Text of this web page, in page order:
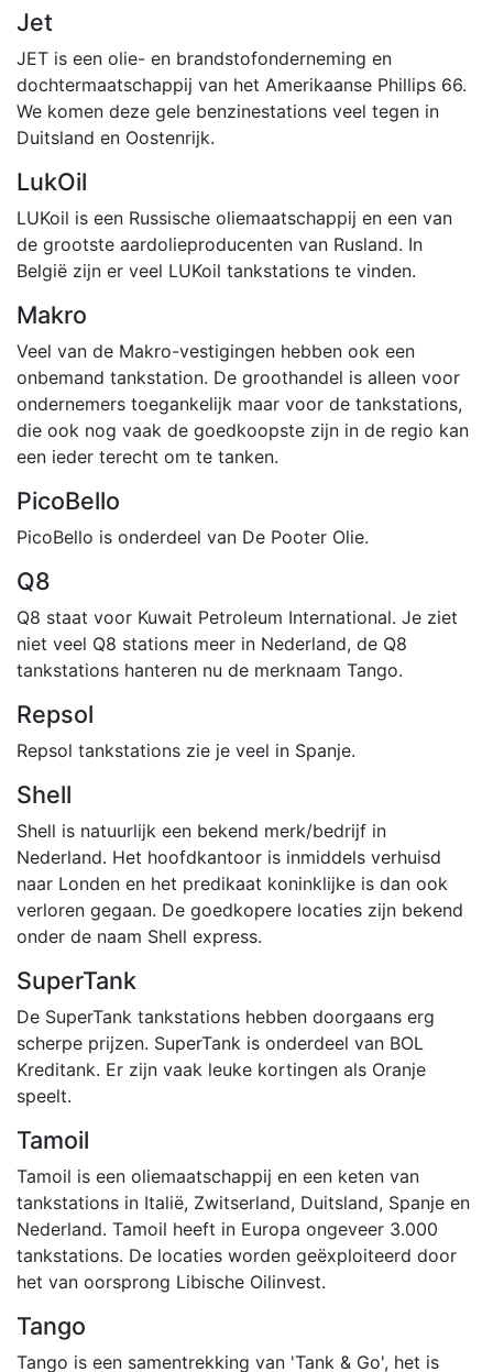
Jet
JET is een olie- en brandstofonderneming en
dochtermaatschappij van het Amerikaanse Phillips 66.
We komen deze gele benzinestations veel tegen in
Duitsland en Oostenrijk.
LukOil
LUKoil is een Russische oliemaatschappij en een van
de grootste aardolieproducenten van Rusland. In
België zijn er veel LUKoil tankstations te vinden.
Makro
Veel van de Makro-vestigingen hebben ook een
onbemand tankstation. De groothandel is alleen voor
ondernemers toegankelijk maar voor de tankstations,
die ook nog vaak de goedkoopste zijn in de regio kan
een ieder terecht om te tanken.
PicoBello
PicoBello is onderdeel van De Pooter Olie.
Q8
Q8 staat voor Kuwait Petroleum International. Je ziet
niet veel Q8 stations meer in Nederland, de Q8
tankstations hanteren nu de merknaam Tango.
Repsol
Repsol tankstations zie je veel in Spanje.
Shell
Shell is natuurlijk een bekend merk/bedrijf in
Nederland. Het hoofdkantoor is inmiddels verhuisd
naar Londen en het predikaat koninklijke is dan ook
verloren gegaan. De goedkopere locaties zijn bekend
onder de naam Shell express.
SuperTank
De SuperTank tankstations hebben doorgaans erg
scherpe prijzen. SuperTank is onderdeel van BOL
Kreditank. Er zijn vaak leuke kortingen als Oranje
speelt.
Tamoil
Tamoil is een oliemaatschappij en een keten van
tankstations in Italië, Zwitserland, Duitsland, Spanje en
Nederland. Tamoil heeft in Europa ongeveer 3.000
tankstations. De locaties worden geëxploiteerd door
het van oorsprong Libische Oilinvest.
Tango
Tango is een samentrekking van 'Tank & Go', het is